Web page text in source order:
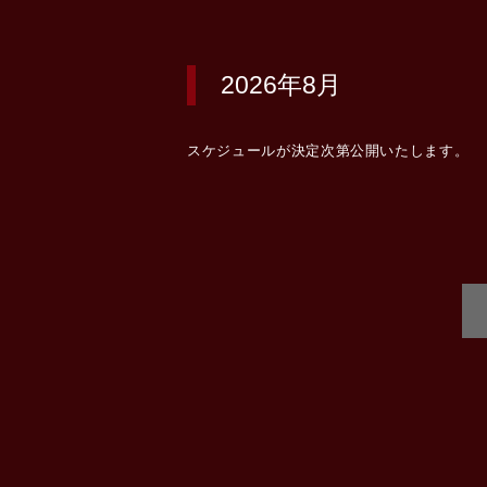
2026年8月
スケジュールが決定次第公開いたします。